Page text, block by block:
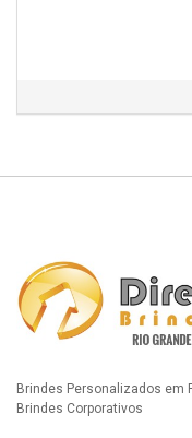
Brindes Personalizados em
Brindes Corporativos